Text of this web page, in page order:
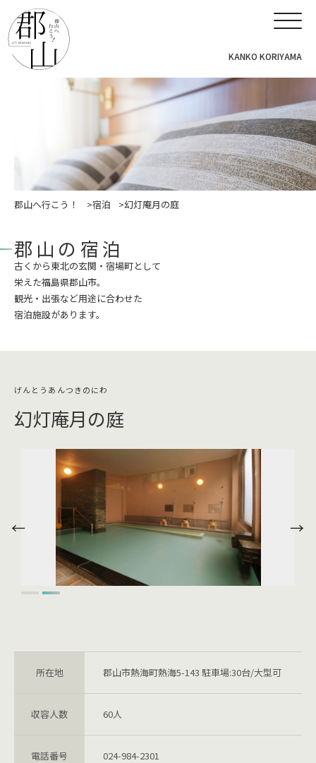
KANKO KORIYAMA
郡山へ行こう！ 宿泊 幻灯庵月の庭
郡山の宿泊
古くから東北の玄関・宿場町として
栄えた福島県郡山市。
観光・出張など用途に合わせた
宿泊施設があります。
幻灯庵月の庭
所在地 郡山市熱海町熱海5-143 駐車場:30台/大型可
収容人数 60人
電話番号 024-984-2301